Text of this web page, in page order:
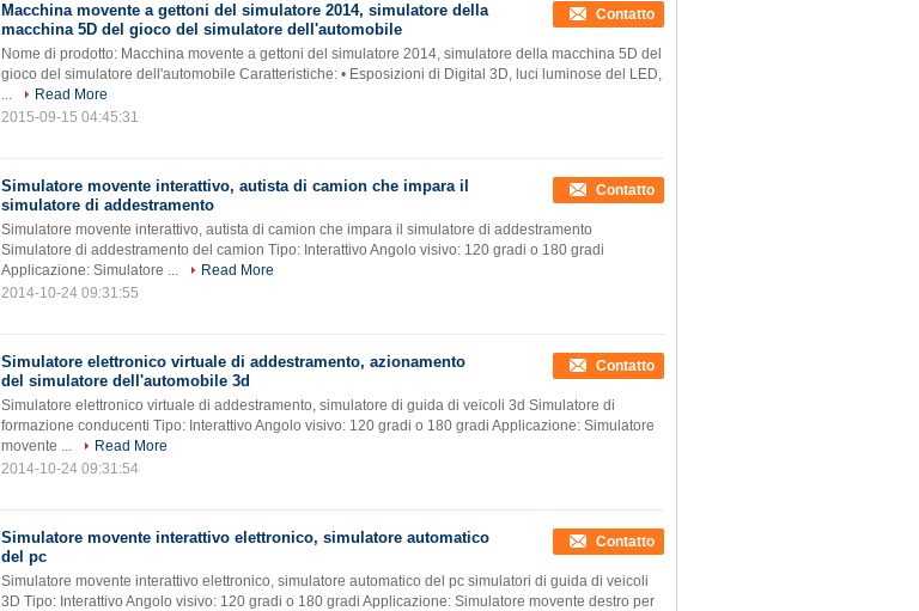
Macchina movente a gettoni del simulatore 2014, simulatore della
macchina 5D del gioco del simulatore dell'automobile
Contatto
Nome di prodotto: Macchina movente a gettoni del simulatore 2014, simulatore della macchina 5D del
gioco del simulatore dell'automobile Caratteristiche: • Esposizioni di Digital 3D, luci luminose del LED,
...
Read More
2015-09-15 04:45:31
Simulatore movente interattivo, autista di camion che impara il
simulatore di addestramento
Contatto
Simulatore movente interattivo, autista di camion che impara il simulatore di addestramento
Simulatore di addestramento del camion Tipo: Interattivo Angolo visivo: 120 gradi o 180 gradi
Applicazione: Simulatore ...
Read More
2014-10-24 09:31:55
Simulatore elettronico virtuale di addestramento, azionamento
del simulatore dell'automobile 3d
Contatto
Simulatore elettronico virtuale di addestramento, simulatore di guida di veicoli 3d Simulatore di
formazione conducenti Tipo: Interattivo Angolo visivo: 120 gradi o 180 gradi Applicazione: Simulatore
movente ...
Read More
2014-10-24 09:31:54
Simulatore movente interattivo elettronico, simulatore automatico
del pc
Contatto
Simulatore movente interattivo elettronico, simulatore automatico del pc simulatori di guida di veicoli
3D Tipo: Interattivo Angolo visivo: 120 gradi o 180 gradi Applicazione: Simulatore movente destro per